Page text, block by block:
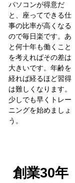
パソコンが得意だ
と、座ってできる仕
事の比率が高くなる
ので毎日楽です。あ
と何十年も働くこと
を考えればその差は
大きいです。年齢を
経れば経るほど習得
は難しくなります。
少しでも早くトレー
ニングを始めましょ
う。
創業30年